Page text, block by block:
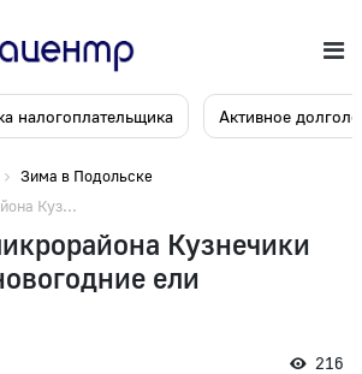
налогоплательщика Активное
Зима в Подольске
Куз...
Кузнечики
ели
216